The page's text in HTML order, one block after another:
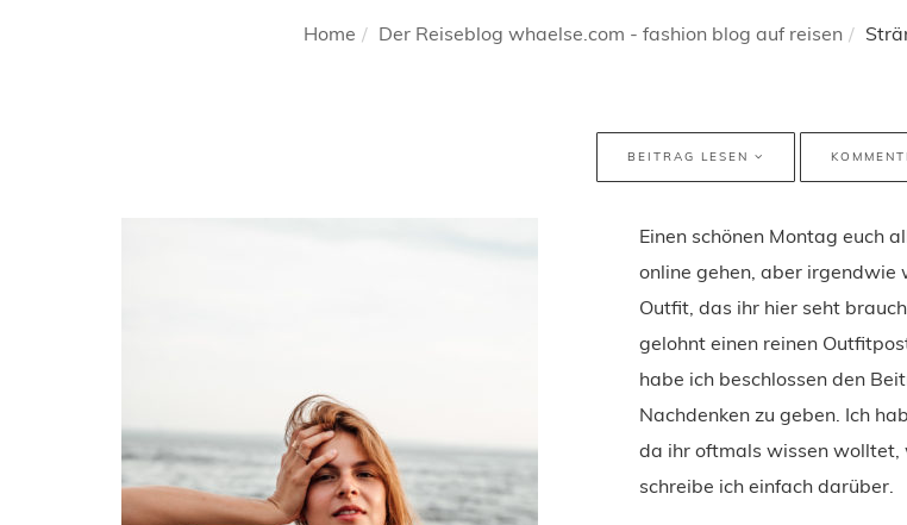
Home Der Reiseblog whaelse.com - fashion blog auf reisen
BEITRAG LESEN
Einen schönen Montag euch
online gehen, aber irgendwie
Outfit, das ihr hier seht
gelohnt einen reinen
habe ich beschlossen den
Nachdenken zu geben. Ich
da ihr oftmals wissen wolltet,
schreibe ich einfach darüber.